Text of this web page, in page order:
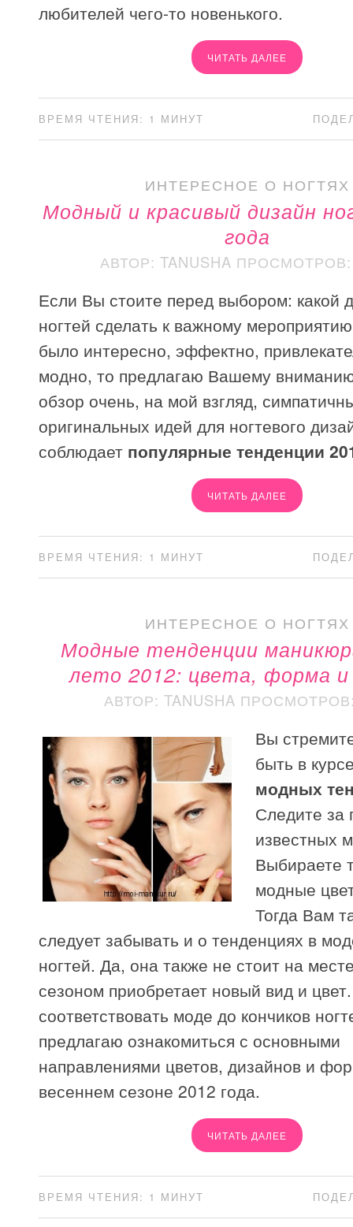
любителей чего-то новенького.
ЧИТАТЬ ДАЛЕЕ
ВРЕМЯ ЧТЕНИЯ: 1 МИНУТ
ИНТЕРЕСНОЕ О НОГТЯХ
Модный и красивый дизайн
года
АВТОР: TANUSHA ПРОСМОТРОВ:
Если Вы стоите перед выбором: какой
ногтей сделать к важному
было интересно, эффектно,
модно, то предлагаю Вашему
обзор очень, на мой взгляд,
оригинальных идей для ногтевого
соблюдает популярные тенденции
ЧИТАТЬ ДАЛЕЕ
ВРЕМЯ ЧТЕНИЯ: 1 МИНУТ
ИНТЕРЕСНОЕ О НОГТЯХ
Модные тенденции
лето 2012: цвета, форма и
АВТОР: TANUSHA
Вы
быть в
модных
Следите за
известных
Выбираете
модные
Тогда Вам
следует забывать и о тенденциях в
ногтей. Да, она также не стоит на
сезоном приобретает новый вид и
соответствовать моде до кончиков
предлагаю ознакомиться с основными
направлениями цветов, дизайнов и
весеннем сезоне 2012 года.
ЧИТАТЬ ДАЛЕЕ
ВРЕМЯ ЧТЕНИЯ: 1 МИНУТ